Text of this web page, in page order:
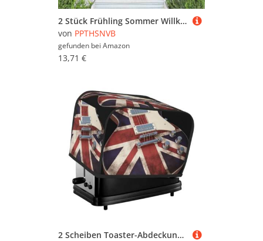
2 Stück Frühling Sommer Willkommen Veranda Banner hängende Flagge Veranda Schild für Haustür Wand Veranda Banner Deutscher Schäferhund Willkommen Tür hängende Banner Wand Hintergrund Urlaub Dekoration
von PPTHSNVB
gefunden bei Amazon
13,71 €
2 Scheiben Toaster-Abdeckung mit Taschen und Griff oben, kleine Brotbackmaschinen-Abdeckungen, Gitarre, britische Flagge, Küche, kleine Geräte, waschbar, universelle Ofenabdeckungen